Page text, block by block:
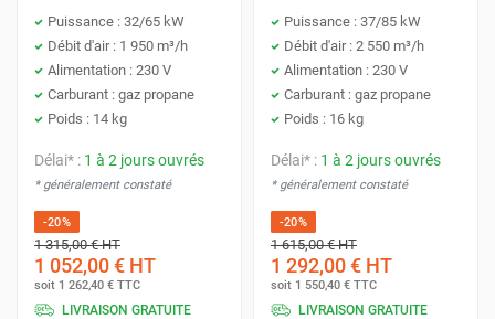
Puissance : 32/65 kW
Débit d'air : 1 950 m³/h
Alimentation : 230 V
Carburant : gaz propane
Poids : 14 kg
Délai* : 1 à 2 jours ouvrés
* généralement constaté
-20%
1 315,00 €HT
1 052,00 € HT
soit 1 262,40 € TTC
LIVRAISON GRATUITE
Puissance : 37/85 kW
Débit d'air : 2 550 m³/h
Alimentation : 230 V
Carburant : gaz propane
Poids : 16 kg
Délai* : 1 à 2 jours ouvrés
* généralement constaté
-20%
1 615,00 €HT
1 292,00 € HT
soit 1 550,40 € TTC
LIVRAISON GRATUITE